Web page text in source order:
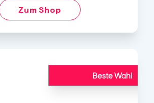
Zum Shop
Beste Wahl